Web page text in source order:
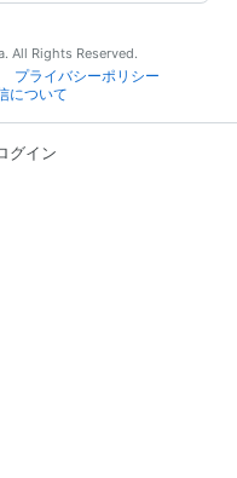
All Rights Reserved.
プライバシーポリシー
について
グイン